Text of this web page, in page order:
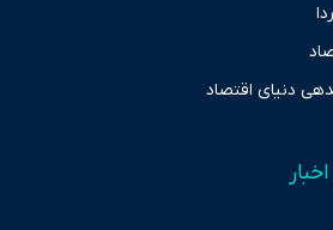
دنیای اقتصاد